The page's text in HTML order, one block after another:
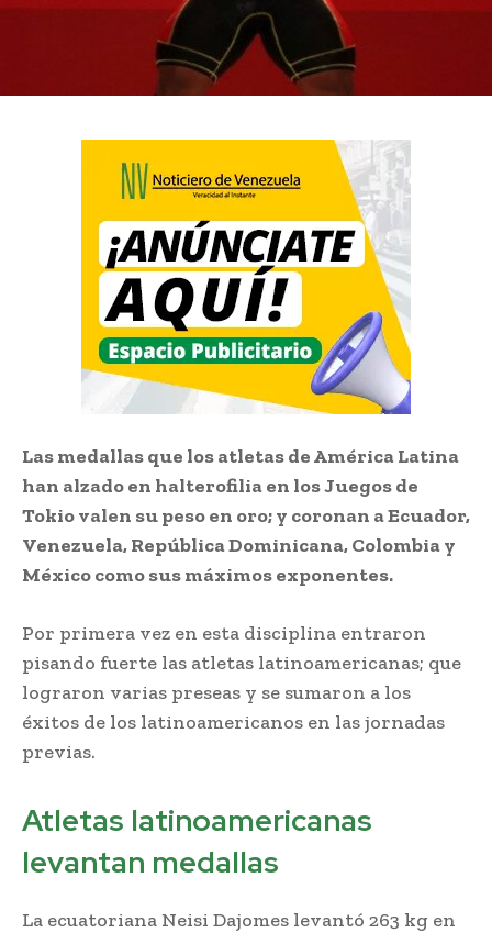
Las medallas que los atletas de América Latina
han alzado en halterofilia en los Juegos de
Tokio valen su peso en oro; y coronan a Ecuador,
Venezuela, República Dominicana, Colombia y
México como sus máximos exponentes.
Por primera vez en esta disciplina entraron
pisando fuerte las atletas latinoamericanas; que
lograron varias preseas y se sumaron a los
éxitos de los latinoamericanos en las jornadas
previas.
Atletas latinoamericanas
levantan medallas
La ecuatoriana Neisi Dajomes levantó 263 kg en